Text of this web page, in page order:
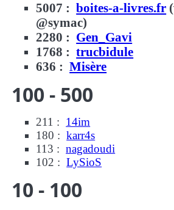
5007 :boites-a-livres.fr
@symac)
2280 : Gen_Gavi
1768 :trucbidule
636 :Misère
100 - 500
211 : 14im
180 :karr4s
113 :nagadoudi
102 :LySioS
10 - 100